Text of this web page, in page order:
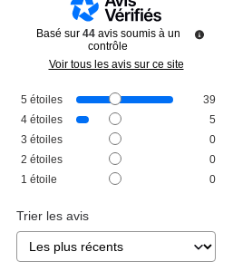
Basé sur 44 avis soumis à un
contrôle
Voir tous les avis sur ce site
5 étoiles
39
4 étoiles
5
3 étoiles
0
2 étoiles
0
1 étoile 0
Trier les avis